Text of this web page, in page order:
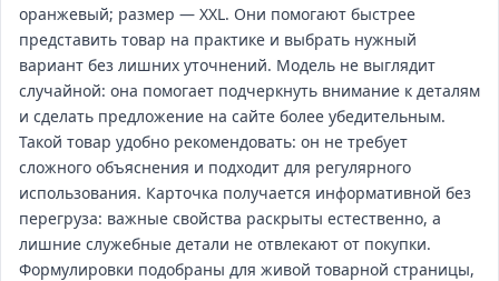
оранжевый; размер — XXL. Они помогают быстрее
представить товар на практике и выбрать нужный
вариант без лишних уточнений. Модель не выглядит
случайной: она помогает подчеркнуть внимание к деталям
и сделать предложение на сайте более убедительным.
Такой товар удобно рекомендовать: он не требует
сложного объяснения и подходит для регулярного
использования. Карточка получается информативной без
перегруза: важные свойства раскрыты естественно, а
лишние служебные детали не отвлекают от покупки.
Формулировки подобраны для живой товарной страницы,